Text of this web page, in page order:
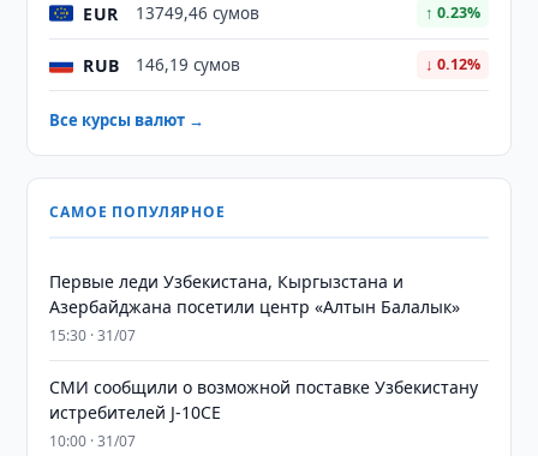
EUR 13749,46 сумов ↑ 0.23%
RUB 146,19 сумов ↓ 0.12%
Все курсы валют →
САМОЕ ПОПУЛЯРНОЕ
Первые леди Узбекистана, Кыргызстана и
Азербайджана посетили центр «Алтын Балалык»
15:30 · 31/07
СМИ сообщили о возможной поставке Узбекистану
истребителей J-10CE
10:00 · 31/07